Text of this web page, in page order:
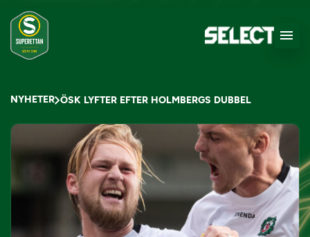
NYHETER ÖSK LYFTER EFTER HOLMBERGS DUBBEL